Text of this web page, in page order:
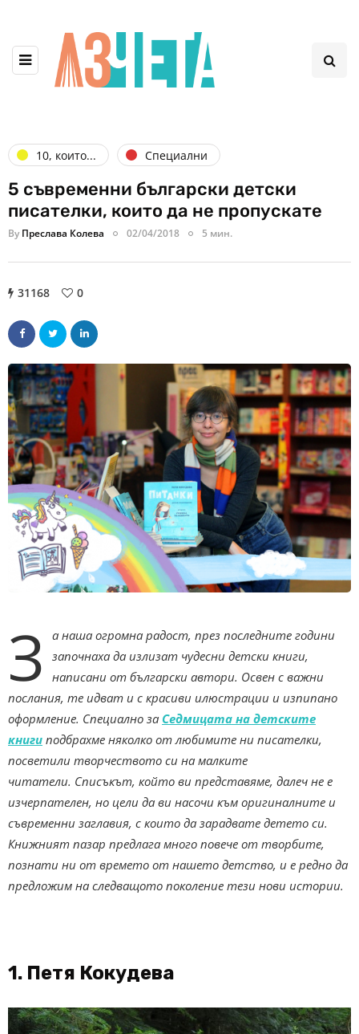
10, които... Специални
5 съвременни български детски
писателки, които да не пропускате
By Преслава Колева 02/04/2018 5 мин.
31168 0
З
а наша огромна радост, през последните години
започнаха да излизат чудесни детски книги,
написани от български автори. Освен с важни
послания, те идват и с красиви илюстрации и изпипано
оформление. Специално за Седмицата на детските
книги подбрахме няколко от любимите ни писателки,
посветили творчеството си на малките
читатели. Списъкът, който ви представяме, далеч не е
изчерпателен, но цели да ви насочи към оригиналните и
съвременни заглавия, с които да зарадвате детето си.
Книжният пазар предлага много повече от творбите,
познати ни от времето от нашето детство, и е редно да
предложим на следващото поколение тези нови истории.
1. Петя Кокудева